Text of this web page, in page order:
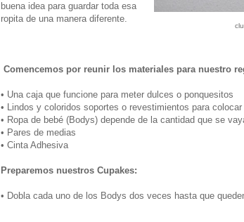
buena idea para guardar toda esa
ropita de una manera diferente.
Comencemos por reunir los materiales para nuestro
• Una caja que funcione para meter dulces o ponquesitos
• Lindos y coloridos soportes o revestimientos para colocar
• Ropa de bebé (Bodys) depende de la cantidad que se
• Pares de medias
• Cinta Adhesiva
Preparemos nuestros Cupakes:
• Dobla cada uno de los Bodys dos veces hasta que